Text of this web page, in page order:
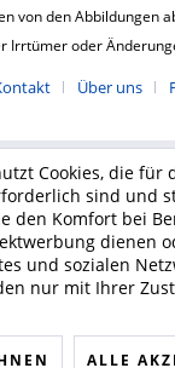
von den Abbildungen
Irrtümer oder
Über uns
Cookies, die für
sind und
den Komfort bei
dienen
und sozialen
nur mit Ihrer
ALLE